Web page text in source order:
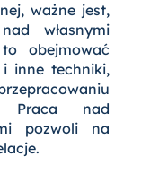
ważne jest,
własnymi
obejmować
inne techniki,
Praca nad
pozwoli na